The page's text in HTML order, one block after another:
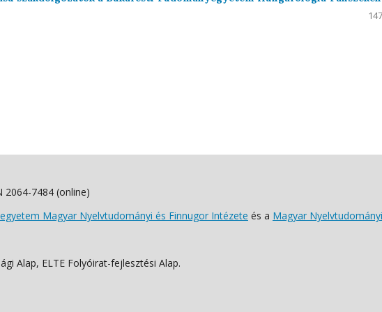
2064-7484 (online)
Magyar Nyelvtudományi és Finnugor Intézete és a Magyar
Alap, ELTE Folyóirat-fejlesztési Alap.